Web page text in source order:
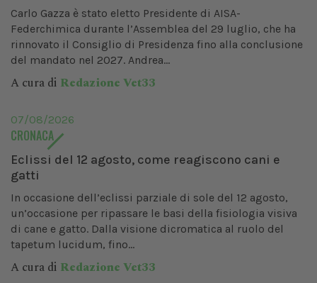
Carlo Gazza è stato eletto Presidente di AISA-
Federchimica durante l’Assemblea del 29 luglio, che ha
rinnovato il Consiglio di Presidenza fino alla conclusione
del mandato nel 2027. Andrea...
A cura di Redazione Vet33
07/08/2026
CRONACA
Eclissi del 12 agosto, come reagiscono cani e
gatti
In occasione dell’eclissi parziale di sole del 12 agosto,
un’occasione per ripassare le basi della fisiologia visiva
di cane e gatto. Dalla visione dicromatica al ruolo del
tapetum lucidum, fino...
A cura di Redazione Vet33